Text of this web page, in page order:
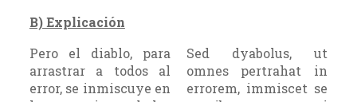
B) Explicación
Pero el diablo, para
arrastrar a todos al
error, se inmiscuye en
Sed dyabolus, ut
omnes pertrahat in
errorem, immiscet se